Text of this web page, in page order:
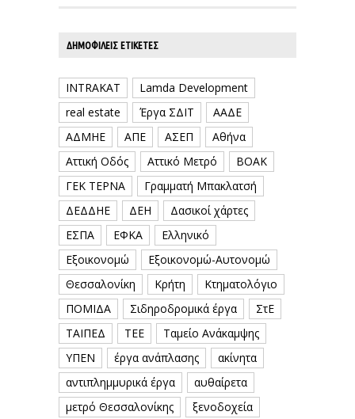
ΔΗΜΟΦΙΛΕΊΣ ΕΤΙΚΈΤΕΣ
INTRAKAT
Lamda Development
real estate
Έργα ΣΔΙΤ
ΑΑΔΕ
ΑΔΜΗΕ
ΑΠΕ ΑΣΕΠ
Αθήνα
Αττική Οδός
Αττικό Μετρό
ΒΟΑΚ
ΓΕΚ ΤΕΡΝΑ
Γραμματή Μπακλατσή
ΔΕΔΔΗΕ
ΔΕΗ
Δασικοί χάρτες
ΕΣΠΑ
ΕΦΚΑ
Ελληνικό
Εξοικονομώ
Εξοικονομώ-Αυτονομώ
Θεσσαλονίκη
Κρήτη
Κτηματολόγιο
ΠΟΜΙΔΑ
Σιδηροδρομικά έργα
ΣτΕ
ΤΑΙΠΕΔ
ΤΕΕ
Ταμείο Ανάκαμψης
ΥΠΕΝ
έργα ανάπλασης
ακίνητα
αντιπλημμυρικά έργα
αυθαίρετα
μετρό Θεσσαλονίκης
ξενοδοχεία